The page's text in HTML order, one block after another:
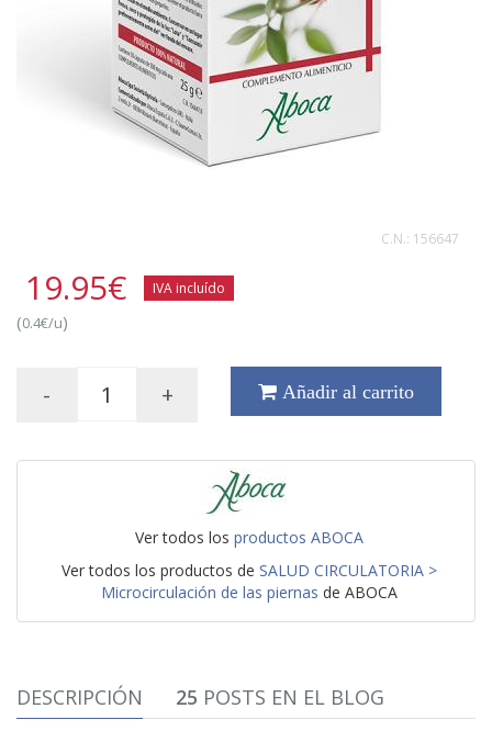
C.N.: 156647
19.95€ IVA incluído
(0.4€/u)
- + Añadir al carrito
Ver todos los productos ABOCA
Ver todos los productos de SALUD CIRCULATORIA >
Microcirculación de las piernas de ABOCA
DESCRIPCIÓN 25 POSTS EN EL BLOG